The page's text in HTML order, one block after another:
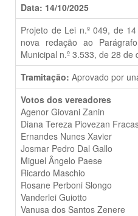
Data: 14/10/2025
Projeto de Lei n.º 049, de
nova redação ao
Municipal n.º 3.533, de 28 de
Tramitação: Aprovado por
Votos dos vereadores
Agenor Giovani Zanin
Diana Tereza Piovezan
Ernandes Nunes Xavier
Josmar Pedro Dal Gallo
Miguel Ângelo Paese
Ricardo Maschio
Rosane Perboni Slongo
Vanderlei Guiotto
Vanusa dos Santos Zenere